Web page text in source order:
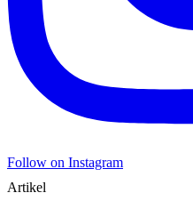
Follow on Instagram
Artikel